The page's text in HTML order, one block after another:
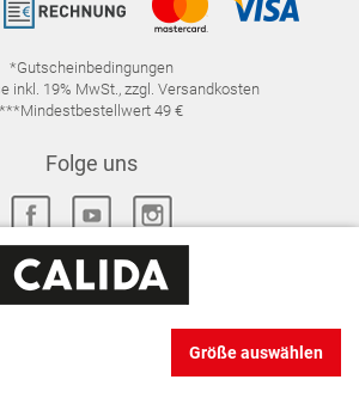
Größe auswählen
*Gutscheinbedingungen
inkl. 19% MwSt., zzgl. Versandkosten
***Mindestbestellwert 49 €
Folge uns
WIDERRUFSRECHT